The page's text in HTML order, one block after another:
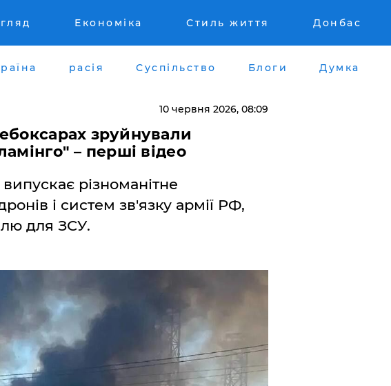
Економіка Стиль життя Донбас
расія Суспільство Блоги Думка
10 червня 2026, 08:09
зруйнували
– перші відео
різноманітне
і систем зв'язку армії РФ,
для ЗСУ.